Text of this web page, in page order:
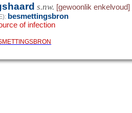
s.nw. [gewoonlik enkelvoud]
besmettingsbron
of infection